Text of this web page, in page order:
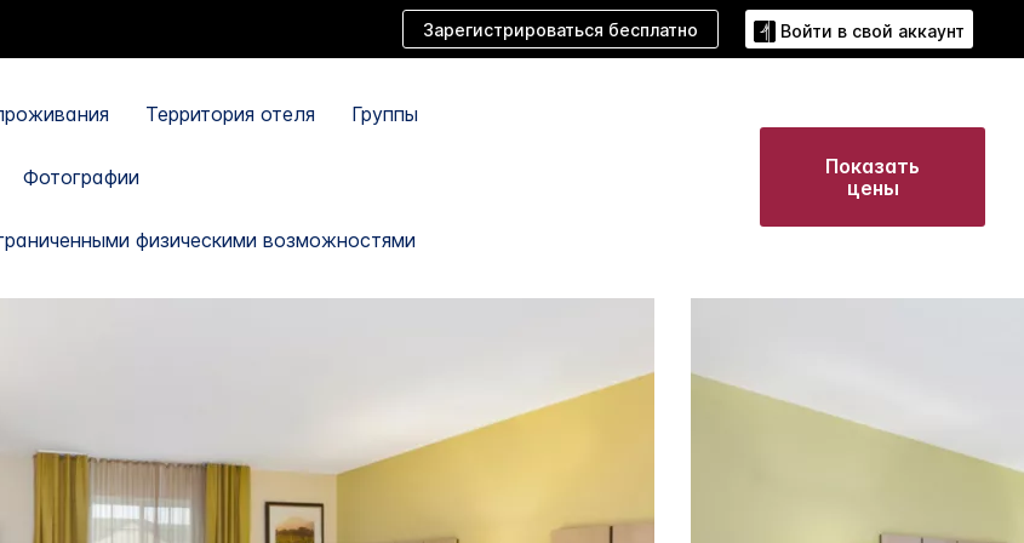
Зарегистрироваться бесплатно Войти в свой аккаунт
Территория отеля Группы
Фотографии
физическими возможностями
Показать
цены